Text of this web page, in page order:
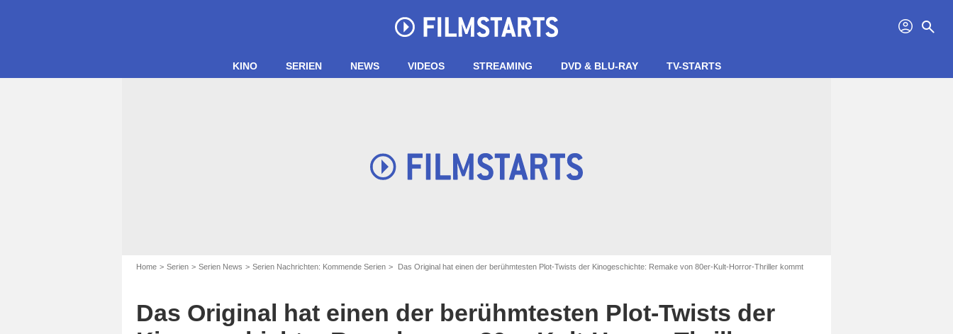
profil search
KINO SERIEN NEWS VIDEOS STREAMING DVD & BLU-RAY TV-STARTS
Home Serien Serien News Serien Nachrichten: Kommende Serien Das Original hat einen der berühmtesten Plot-Twists der Kinogeschichte: Remake von 80er-Kult-Horror-Thriller kommt
Das Original hat einen der berühmtesten Plot-Twists der